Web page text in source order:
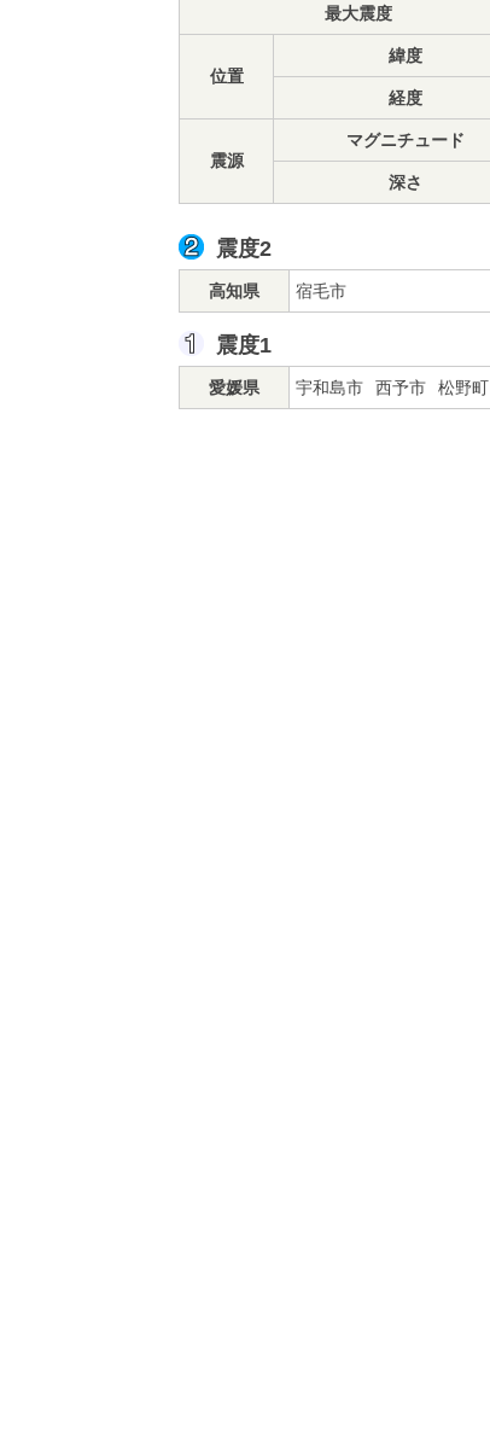
最大震度
位置
緯度
経度
震源
マグニチュード
深さ
震度2
高知県 宿毛市
震度1
愛媛県 宇和島市 西予市 松野町